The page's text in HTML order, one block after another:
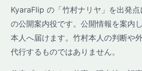
KyaraFlip の「竹村ナリヤ」を出発
の公開案内役です。公開情報を案内
本人へ届けます。竹村本人の判断や
代行するものではありません。